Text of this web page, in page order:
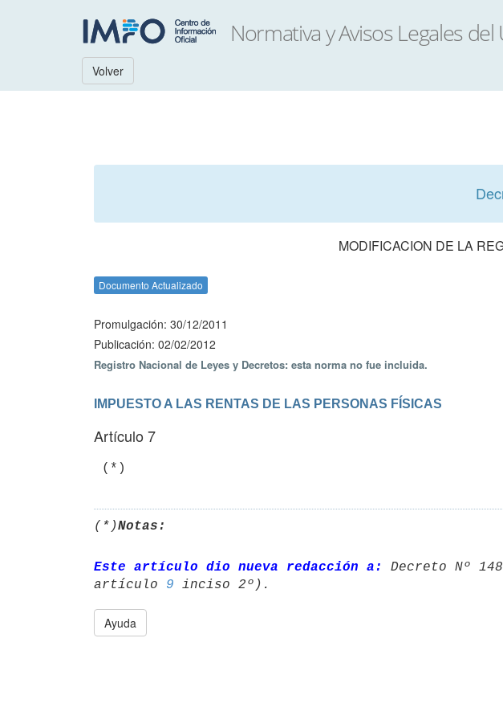
Volver
MODIFICACION DE LA
Documento Actualizado
Promulgación: 30/12/2011
Publicación: 02/02/2012
Registro Nacional de Leyes y Decretos: esta norma no fue incluida.
IMPUESTO A LAS RENTAS DE LAS PERSONAS FÍSICAS
Artículo 7
(*)
(*)Notas:
Este artículo dio nueva redacción a:
Decreto Nº
artículo 9
Ayuda